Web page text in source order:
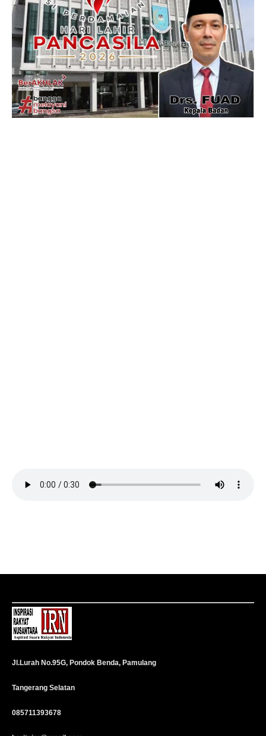
Jl.Lurah No.95G, Pondok Benda, Pamulang
Tangerang Selatan
085711393678